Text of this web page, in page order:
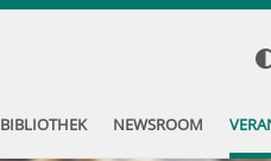
BIBLIOTHEK NEWSROOM